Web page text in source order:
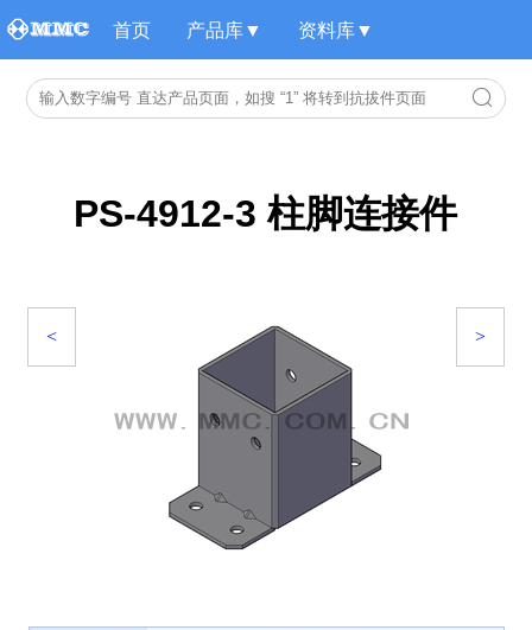
首页 产品库▼ 资料库▼
PS-4912-3 柱脚连接件
< >